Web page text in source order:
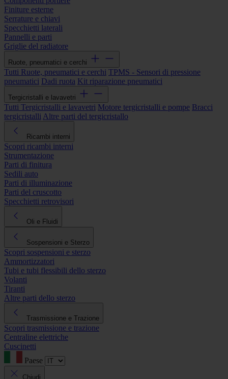
Finiture esterne
Serrature e chiavi
Specchietti laterali
Pannelli e parti
Griglie del radiatore
Ruote, pneumatici e cerchi
Tutti Ruote, pneumatici e cerchi TPMS - Sensori di pressione
pneumatici Dadi ruota Kit riparazione pneumatici
Tergicristalli e lavavetri
Tutti Tergicristalli e lavavetri Motore tergicristalli e pompe Bracci
tergicristalli Altre parti del tergicristallo
Ricambi interni
Scopri ricambi interni
Strumentazione
Parti di finitura
Sedili auto
Parti di illuminazione
Parti del cruscotto
Specchietti retrovisori
Oli e Fluidi
Sospensioni e Sterzo
Scopri sospensioni e sterzo
Ammortizzatori
Tubi e tubi flessibili dello sterzo
Volanti
Tiranti
Altre parti dello sterzo
Trasmissione e Trazione
Scopri trasmissione e trazione
Centraline elettriche
Cuscinetti
Paese
Chiudi